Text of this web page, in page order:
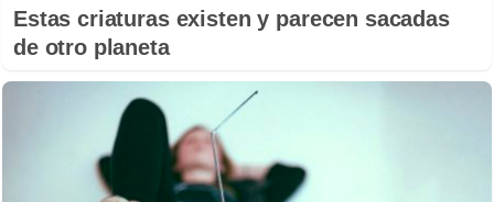
Estas criaturas existen y parecen sacadas
de otro planeta